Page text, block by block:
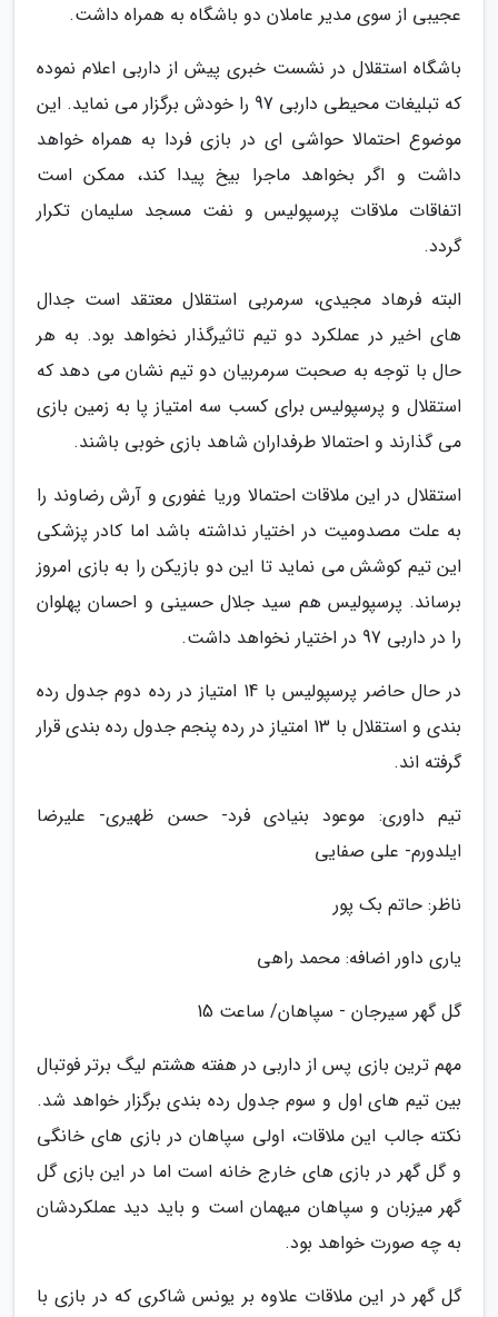
عجیبی از سوی مدیر عاملان دو باشگاه به همراه داشت.
باشگاه استقلال در نشست خبری پیش از داربی اعلام نموده
که تبلیغات محیطی داربی 97 را خودش برگزار می نماید. این
موضوع احتمالا حواشی ای در بازی فردا به همراه خواهد
داشت و اگر بخواهد ماجرا بیخ پیدا کند، ممکن است
اتفاقات ملاقات پرسپولیس و نفت مسجد سلیمان تکرار
گردد.
البته فرهاد مجیدی، سرمربی استقلال معتقد است جدال
های اخیر در عملکرد دو تیم تاثیرگذار نخواهد بود. به هر
حال با توجه به صحبت سرمربیان دو تیم نشان می دهد که
استقلال و پرسپولیس برای کسب سه امتیاز پا به زمین بازی
می گذارند و احتمالا طرفداران شاهد بازی خوبی باشند.
استقلال در این ملاقات احتمالا وریا غفوری و آرش رضاوند را
به علت مصدومیت در اختیار نداشته باشد اما کادر پزشکی
این تیم کوشش می نماید تا این دو بازیکن را به بازی امروز
برساند. پرسپولیس هم سید جلال حسینی و احسان پهلوان
را در داربی 97 در اختیار نخواهد داشت.
در حال حاضر پرسپولیس با 14 امتیاز در رده دوم جدول رده
بندی و استقلال با 13 امتیاز در رده پنجم جدول رده بندی قرار
گرفته اند.
تیم داوری: موعود بنیادی فرد- حسن ظهیری- علیرضا
ایلدورم- علی صفایی
ناظر: حاتم بک پور
یاری داور اضافه: محمد راهی
گل گهر سیرجان - سپاهان/ ساعت 15
مهم ترین بازی پس از داربی در هفته هشتم لیگ برتر فوتبال
بین تیم های اول و سوم جدول رده بندی برگزار خواهد شد.
نکته جالب این ملاقات، اولی سپاهان در بازی های خانگی
و گل گهر در بازی های خارج خانه است اما در این بازی گل
گهر میزبان و سپاهان میهمان است و باید دید عملکردشان
به چه صورت خواهد بود.
گل گهر در این ملاقات علاوه بر یونس شاکری که در بازی با